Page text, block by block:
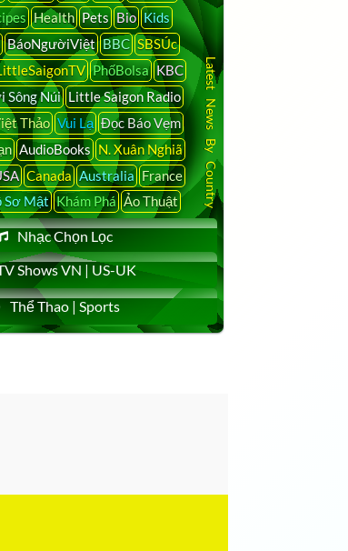
Health Pets Bio Kids
BáoNgườiViệt BBC SBSÚc
PhốBolsa KBC
Sông Núi Little Saigon Radio
Thảo Vui Lạ Đọc Báo Vẹm
AudioBooks N. Xuân Nghiã
Canada Australia France
Sơ Mật Khám Phá Ảo Thuật
Nhạc Chọn Lọc
Shows VN | US-UK
Thể Thao | Sports
Latest News By Country